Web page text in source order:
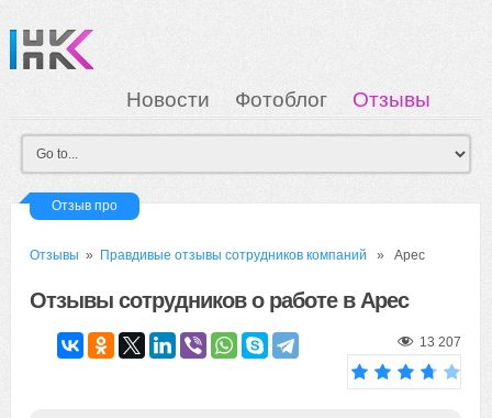
Новости Фотоблог
Отзывы
Загрузка
Мои Картинки Вход
Отзыв про
Отзывы » Правдивые отзывы сотрудников компаний » Арес
Отзывы сотрудников о работе в Арес
13 207